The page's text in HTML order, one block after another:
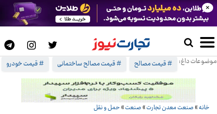
موضوعات داغ: # قیمت مصالح # قیمت مصالح ساختمانی # قیمت خودرو
×
خانه» صنعت معدن تجارت» صنعت» حمل و نقل